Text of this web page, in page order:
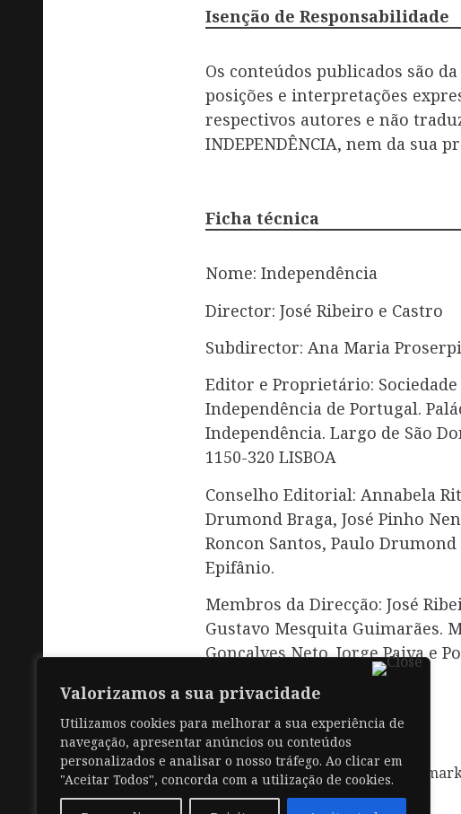
Valorizamos a sua privacidade
Utilizamos cookies para melhorar a sua experiência de
navegação, apresentar anúncios ou conteúdos
personalizados e analisar o nosso tráfego. Ao clicar em
"Aceitar Todos", concorda com a utilização de cookies.
Isenção de Responsabilidade
Os conteúdos publicados são
posições e interpretações
respectivos autores e não
INDEPENDÊNCIA, nem da sua
Ficha técnica
Nome: Independência
Director: José Ribeiro e Castro
Subdirector: Ana Maria
Editor e Proprietário:
Independência de Portugal.
Independência. Largo de São
1150-320 LISBOA
Conselho Editorial: Annabela
Drumond Braga, José Pinho
Roncon Santos, Paulo Drumond
Epifânio.
Membros da Direcção: José
Gustavo Mesquita Guimarães.
Gonçalves Neto. Jorge Paiva e
Posted inV / 2025 ,Artigos.